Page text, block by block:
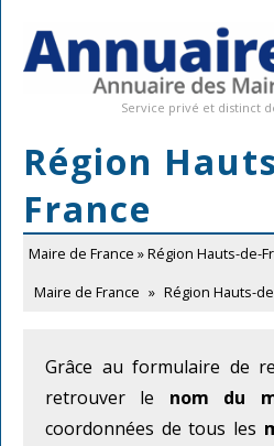
Service privé et distinct
Région
France
Maire de France » Région Hauts-de-
Maire de France » Région Hauts-
Grâce au formulaire de
retrouver le nom du
coordonnées de tous les